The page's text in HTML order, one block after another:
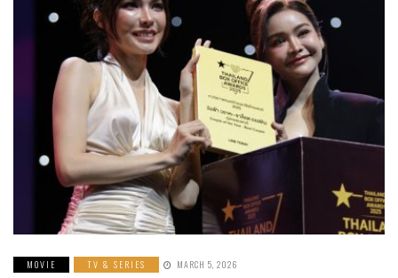
MOVIE TV & SERIES MARCH 5, 2026